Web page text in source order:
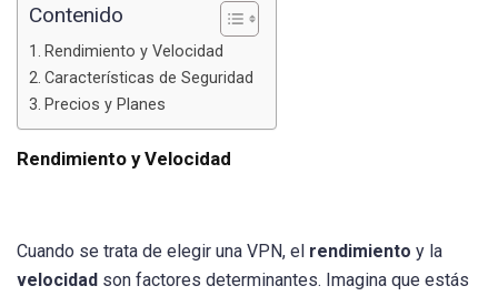
Contenido
Rendimiento y Velocidad
Características de Seguridad
Precios y Planes
Rendimiento y Velocidad
Cuando se trata de elegir una VPN, el rendimiento y la
velocidad son factores determinantes. Imagina que estás